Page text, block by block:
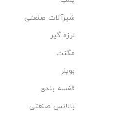
شیرآلات صنعتی
لرزه گیر
مگنت
بویلر
قفسه بندی
بالانس صنعتی